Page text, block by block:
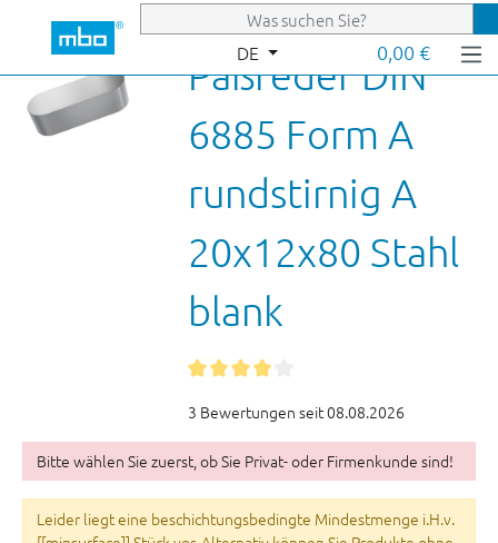
Zum Hauptinhalt springen
DE 0,00 €
Paßfeder DIN
6885 Form A
rundstirnig A
20x12x80 Stahl
blank
3 Bewertungen seit 08.08.2026
Bitte wählen Sie zuerst, ob Sie Privat- oder Firmenkunde sind!
Leider liegt eine beschichtungsbedingte Mindestmenge i.H.v.